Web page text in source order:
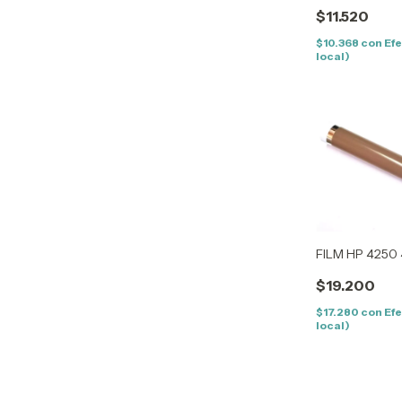
$11.520
$10.368 con
local)
FILM HP
$19.200
$17.280 con
local)